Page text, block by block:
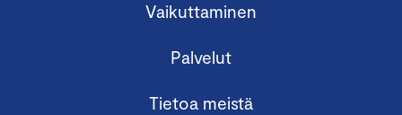
Vaikuttaminen
Palvelut
Tietoa meistä